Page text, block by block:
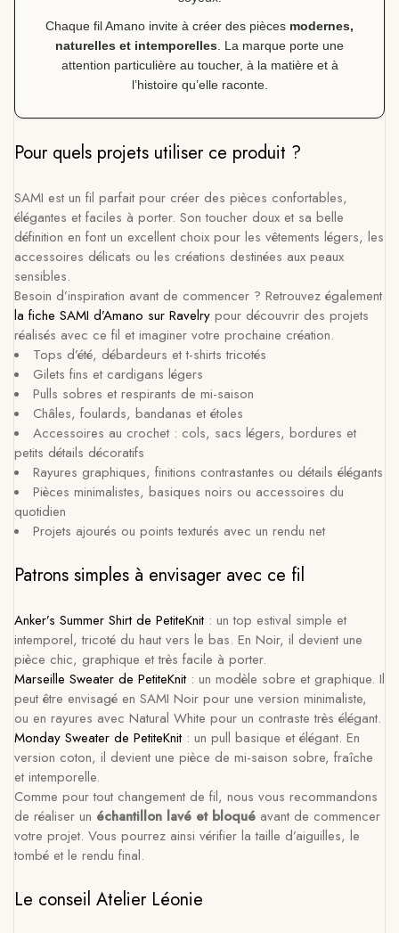
Chaque fil Amano invite à créer des pièces modernes,
naturelles et intemporelles . La marque porte une
attention particulière au toucher, à la matière et à
l’histoire qu’elle raconte.
Pour quels projets utiliser ce produit ?
SAMI est un fil parfait pour créer des pièces confortables,
élégantes et faciles à porter. Son toucher doux et sa belle
définition en font un excellent choix pour les vêtements légers, les
accessoires délicats ou les créations destinées aux peaux
sensibles.
Besoin d’inspiration avant de commencer ? Retrouvez également
la fiche SAMI d’Amano sur Ravelry pour découvrir des projets
réalisés avec ce fil et imaginer votre prochaine création.
Tops d’été, débardeurs et t-shirts tricotés
Gilets fins et cardigans légers
Pulls sobres et respirants de mi-saison
Châles, foulards, bandanas et étoles
Accessoires au crochet : cols, sacs légers, bordures et
petits détails décoratifs
Rayures graphiques, finitions contrastantes ou détails élégants
Pièces minimalistes, basiques noirs ou accessoires du
quotidien
Projets ajourés ou points texturés avec un rendu net
Patrons simples à envisager avec ce fil
Anker’s Summer Shirt de PetiteKnit: un top estival simple et
intemporel, tricoté du haut vers le bas. En Noir, il devient une
pièce chic, graphique et très facile à porter.
Marseille Sweater de PetiteKnit: un modèle sobre et graphique. Il
peut être envisagé en SAMI Noir pour une version minimaliste,
ou en rayures avec Natural White pour un contraste très élégant.
Monday Sweater de PetiteKnit: un pull basique et élégant. En
version coton, il devient une pièce de mi-saison sobre, fraîche
et intemporelle.
Comme pour tout changement de fil, nous vous recommandons
de réaliser un échantillon lavé et bloqué avant de commencer
votre projet. Vous pourrez ainsi vérifier la taille d’aiguilles, le
tombé et le rendu final.
Le conseil Atelier Léonie